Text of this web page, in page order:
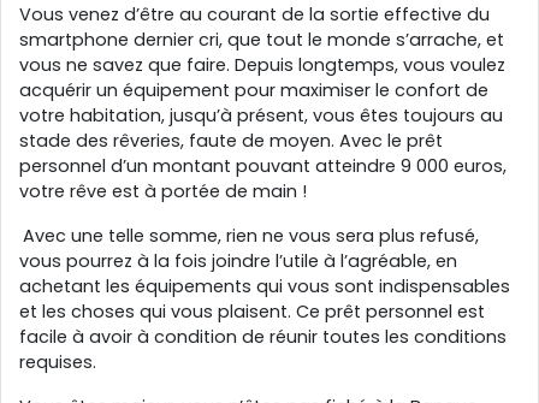
Vous venez d’être au courant de la sortie effective du
smartphone dernier cri, que tout le monde s’arrache, et
vous ne savez que faire. Depuis longtemps, vous voulez
acquérir un équipement pour maximiser le confort de
votre habitation, jusqu’à présent, vous êtes toujours au
stade des rêveries, faute de moyen. Avec le prêt
personnel d’un montant pouvant atteindre 9 000 euros,
votre rêve est à portée de main !
Avec une telle somme, rien ne vous sera plus refusé,
vous pourrez à la fois joindre l’utile à l’agréable, en
achetant les équipements qui vous sont indispensables
et les choses qui vous plaisent. Ce prêt personnel est
facile à avoir à condition de réunir toutes les conditions
requises.